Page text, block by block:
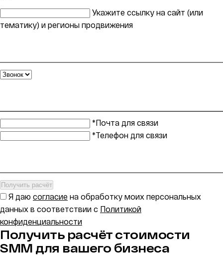
Укажите ссылку на сайт (или
тематику) и регионы продвижения
*Почта для связи
*Телефон для связи
Получить расчёт
Я даю согласие на обработку моих персональных
данных в соответствии с Политикой
конфиденциальности
Получить расчёт стоимости
SMM для вашего бизнеса